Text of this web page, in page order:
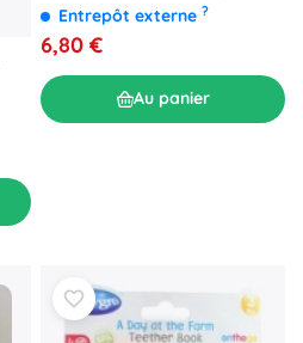
Entrepôt externe ?
6,80 €
Au panier